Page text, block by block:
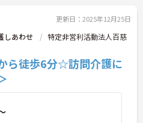
更新日：2025年12月25日
しあわせ
特定非営利活動法人百慈
ら徒歩6分☆訪問介護に